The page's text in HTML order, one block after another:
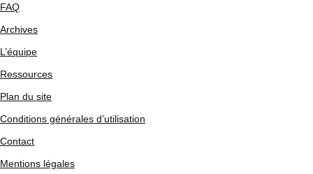
FAQ
Archives
L’équipe
Ressources
Plan du site
Conditions générales d’utilisation
Contact
Mentions légales